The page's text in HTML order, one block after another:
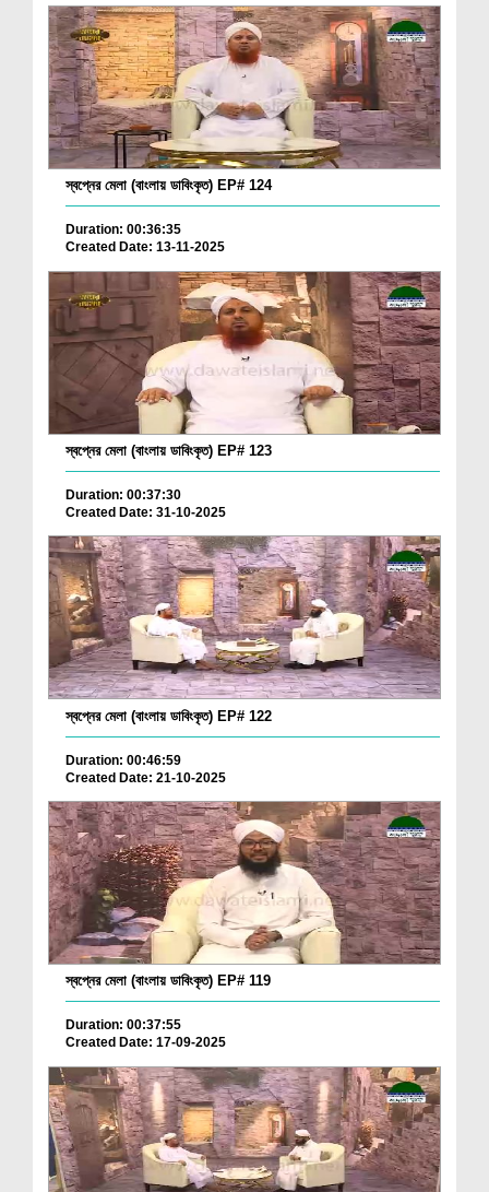
স্বপ্নের মেলা (বাংলায় ডাবিংকৃত) EP# 124
Duration: 00:36:35
Created Date: 13-11-2025
স্বপ্নের মেলা (বাংলায় ডাবিংকৃত) EP# 123
Duration: 00:37:30
Created Date: 31-10-2025
স্বপ্নের মেলা (বাংলায় ডাবিংকৃত) EP# 122
Duration: 00:46:59
Created Date: 21-10-2025
স্বপ্নের মেলা (বাংলায় ডাবিংকৃত) EP# 119
Duration: 00:37:55
Created Date: 17-09-2025